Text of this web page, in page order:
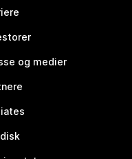
og medier